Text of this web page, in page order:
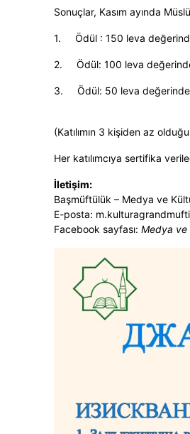
Sonuçlar, Kasım ayında
1. Ödül : 150 leva
2. Ödül: 100 leva
3. Ödül: 50 leva
(Katılımın 3 kişiden az
Her katılımcıya sertifika
İletişim:
Başmüftülük – Medya ve
E-posta:
Facebook sayfası: Medya ve